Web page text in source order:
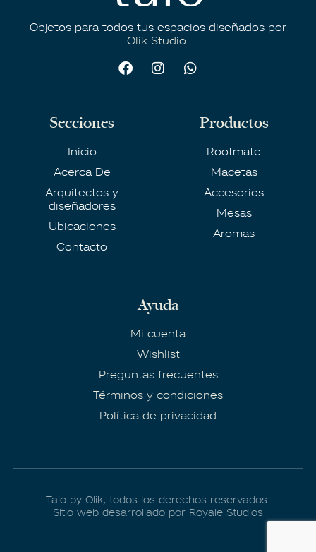
Objetos para todos tus espacios diseñados por
Olik Studio.
Secciones
Inicio
Acerca De
Arquitectos y
diseñadores
Ubicaciones
Contacto
Productos
Rootmate
Macetas
Accesorios
Mesas
Aromas
Ayuda
Mi cuenta
Wishlist
Preguntas frecuentes
Términos y condiciones
Política de privacidad
Talo by Olik, todos los derechos reservados.
Sitio web desarrollado por Royale Studios